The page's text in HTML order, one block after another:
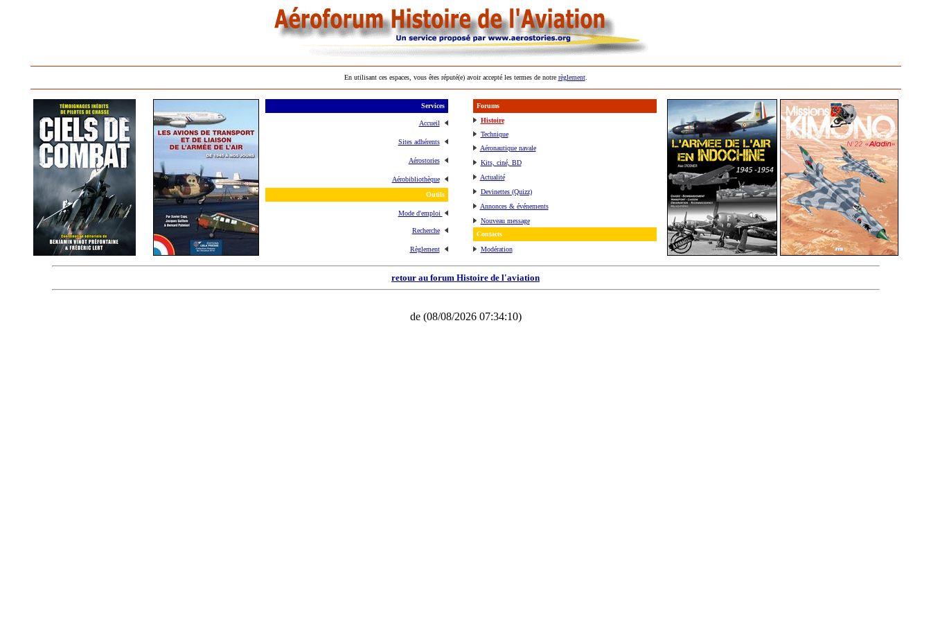
En utilisant ces espaces, vous êtes réputé(e) avoir accepté les termes de notre règlement.
Services
Accueil
Sites adhérents
Aérostories
Aérobibliothèque
Outils
Mode d'emploi
Recherche
Règlement
Forums
Histoire
Technique
Aéronautique navale
Kits, ciné, BD
Actualité
Devinettes (Quizz)
Annonces & événements
Nouveau message
Contacts
Modération
retour au forum Histoire de l'aviation
de (08/08/2026 07:34:10)